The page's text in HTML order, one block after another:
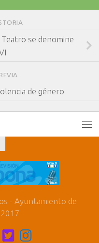
se denomine
de género
- Ayuntamiento de